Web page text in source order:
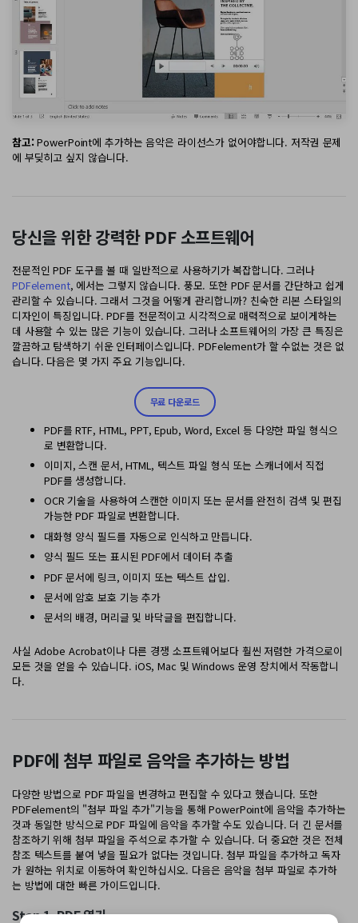
참고:PowerPoint에 추가하는 음악은 라이선스가 없어야합니다. 저작권 문제
에 부딪히고 싶지 않습니다.
당신을 위한 강력한 PDF 소프트웨어
전문적인 PDF 도구를 볼 때 일반적으로 사용하기가 복잡합니다. 그러나
PDFelement, 에서는 그렇지 않습니다. 풍모. 또한 PDF 문서를 간단하고 쉽게
관리할 수 ​​있습니다. 그래서 그것을 어떻게 관리합니까? 친숙한 리본 스타일의
디자인이 특징입니다. PDF를 전문적이고 시각적으로 매력적으로 보이게하는
데 사용할 수 있는 많은 기능이 있습니다. 그러나 소프트웨어의 가장 큰 특징은
깔끔하고 탐색하기 쉬운 인터페이스입니다. PDFelement가 할 수없는 것은 없
습니다. 다음은 몇 가지 주요 기능입니다.
무료 다운로드
PDF를 RTF, HTML, PPT, Epub, Word, Excel 등 다양한 파일 형식으
로 변환합니다.
이미지, 스캔 문서, HTML, 텍스트 파일 형식 또는 스캐너에서 직접
PDF를 생성합니다.
OCR 기술을 사용하여 스캔한 이미지 또는 문서를 완전히 검색 및 편집
가능한 PDF 파일로 변환합니다.
대화형 양식 필드를 자동으로 인식하고 만듭니다.
양식 필드 또는 표시된 PDF에서 데이터 추출
PDF 문서에 링크, 이미지 또는 텍스트 삽입.
문서에 암호 보호 기능 추가
문서의 배경, 머리글 및 바닥글을 편집합니다.
사실 Adobe Acrobat이나 다른 경쟁 소프트웨어보다 훨씬 저렴한 가격으로이
모든 것을 얻을 수 있습니다. iOS, Mac 및 Windows 운영 장치에서 작동합니
다.
PDF에 첨부 파일로 음악을 추가하는 방법
다양한 방법으로 PDF 파일을 변경하고 편집할 수 있다고 했습니다. 또한
PDFelement의 "첨부 파일 추가"기능을 통해 PowerPoint에 음악을 추가하는
것과 동일한 방식으로 PDF 파일에 음악을 추가할 수도 있습니다. 더 긴 문서를
참조하기 위해 첨부 파일을 주석으로 추가할 수 있습니다. 더 중요한 것은 전체
참조 텍스트를 붙여 넣을 필요가 없다는 것입니다. 첨부 파일을 추가하고 독자
가 원하는 위치로 이동하여 확인하십시오. 다음은 음악을 첨부 파일로 추가하
는 방법에 대한 빠른 가이드입니다.
Step 1. PDF 열기